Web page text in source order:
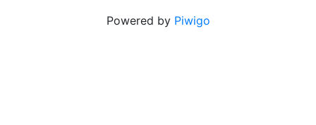
Powered by Piwigo